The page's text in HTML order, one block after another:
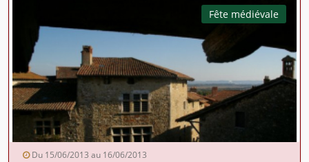
Fête médiévale
Du 15/06/2013 au 16/06/2013